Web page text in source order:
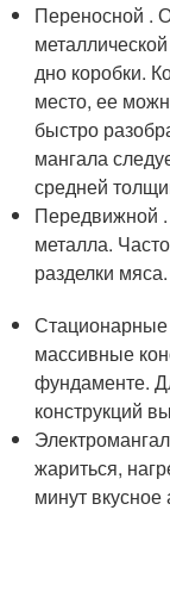
Переносной .
дно коробки.
место, ее
быстро
мангала
средней
Передвижной .
металла.
разделки мяса.
массивные
фундаменте.
конструкций
жариться,
минут